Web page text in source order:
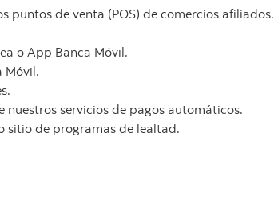
de venta (POS) de comercios afiliados.
o App Banca Móvil.
Móvil.
servicios de pagos automáticos.
sitio de programas de lealtad.